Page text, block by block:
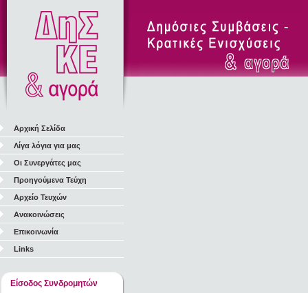
Αρχική Σελίδα
Λίγα λόγια για μας
Οι Συνεργάτες μας
Προηγούμενα Τεύχη
Αρχείο Τευχών
Ανακοινώσεις
Επικοινωνία
Links
Είσοδος Συνδρομητών